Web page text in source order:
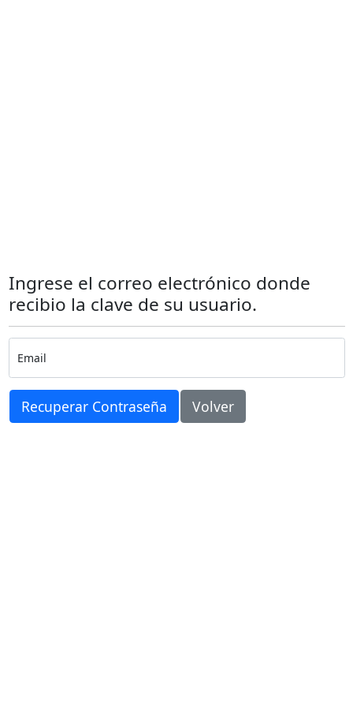
Ingrese el correo electrónico donde
recibio la clave de su usuario.
Email
Recuperar Contraseña Volver